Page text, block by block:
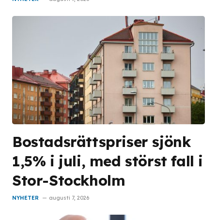
Bostadsrättspriser sjönk
1,5% i juli, med störst fall i
Stor-Stockholm
NYHETER augusti 7, 2026